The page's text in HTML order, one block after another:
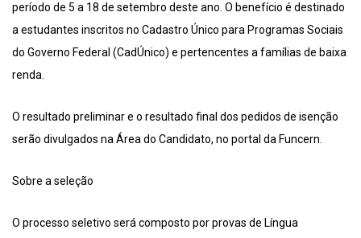
período de 5 a 18 de setembro deste ano. O benefício é destinado
a estudantes inscritos no Cadastro Único para Programas Sociais
do Governo Federal (CadÚnico) e pertencentes a famílias de baixa
renda.
O resultado preliminar e o resultado final dos pedidos de isenção
serão divulgados na Área do Candidato, no portal da Funcern.
Sobre a seleção
O processo seletivo será composto por provas de Língua